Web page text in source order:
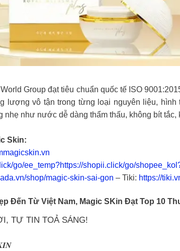
Group đạt tiêu chuẩn quốc tế ISO
lượng vô tận trong từng loại nguyên liệu,
nhẹ như nước dễ dàng thẩm thấu, không bít
Skin:
go/ee_temp?https://shopii.click/go/
shop/magic-skin-sai-gon – Tiki: https://
Đến Từ Việt Nam, Magic SKin Đạt Top 10
TỰ TIN TOẢ SÁNG!